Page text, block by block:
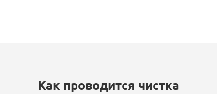
Как проводится чистка